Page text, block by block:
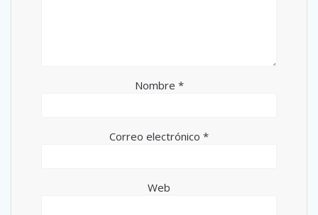
Nombre *
Correo electrónico *
Web